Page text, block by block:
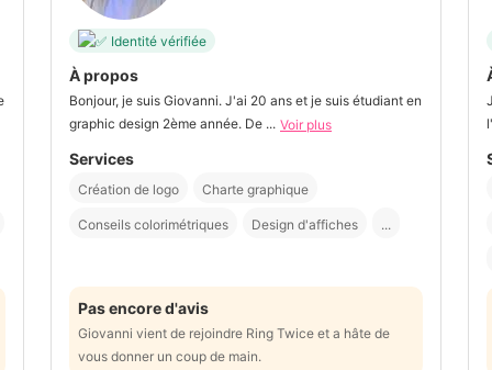
Identité vérifiée
À propos
Bonjour, je suis Giovanni. J'ai 20 ans et je suis étudiant en
graphic design 2ème année. De ... Voir plus
Services
Création de logo Charte graphique
Conseils colorimétriques Design d'affiches ...
Pas encore d'avis
Giovanni vient de rejoindre Ring Twice et a hâte de
vous donner un coup de main.